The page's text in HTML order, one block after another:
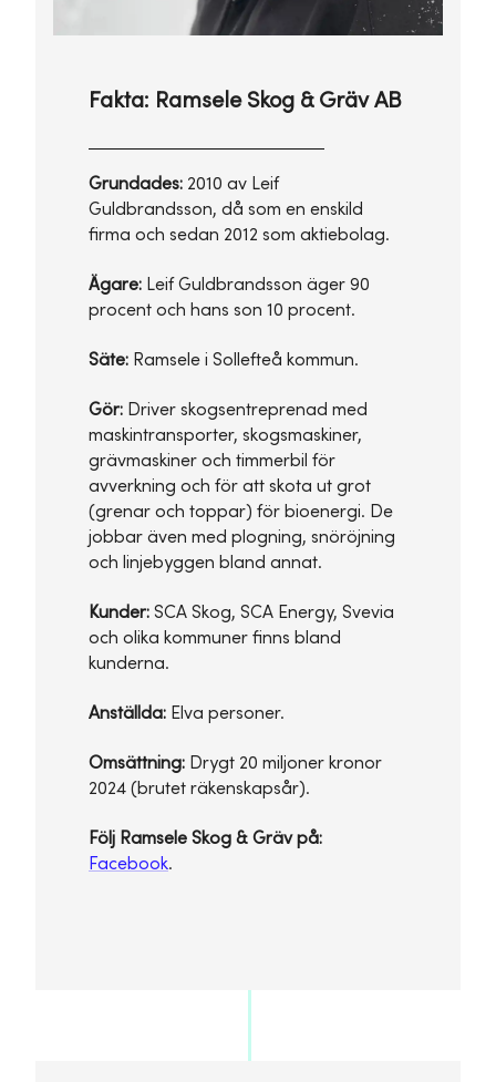
Fakta: Ramsele Skog & Gräv AB
Grundades: 2010 av Leif
Guldbrandsson, då som en enskild
firma och sedan 2012 som aktiebolag.
Ägare: Leif Guldbrandsson äger 90
procent och hans son 10 procent.
Säte: Ramsele i Sollefteå kommun.
Gör: Driver skogsentreprenad med
maskintransporter, skogsmaskiner,
grävmaskiner och timmerbil för
avverkning och för att skota ut grot
(grenar och toppar) för bioenergi. De
jobbar även med plogning, snöröjning
och linjebyggen bland annat.
Kunder: SCA Skog, SCA Energy, Svevia
och olika kommuner finns bland
kunderna.
Anställda: Elva personer.
Omsättning: Drygt 20 miljoner kronor
2024 (brutet räkenskapsår).
Följ Ramsele Skog & Gräv på:
Facebook.